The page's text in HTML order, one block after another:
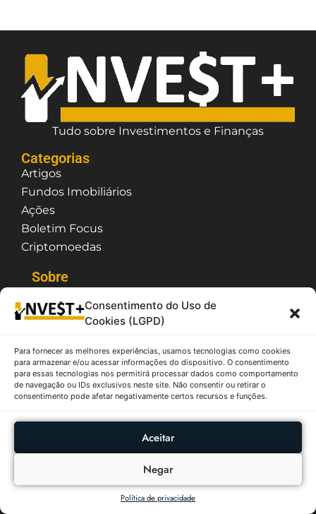
Consentimento do Uso de
Cookies (LGPD)
Para fornecer as melhores experiências, usamos tecnologias como cookies
para armazenar e/ou acessar informações do dispositivo. O consentimento
para essas tecnologias nos permitirá processar dados como comportamento
de navegação ou IDs exclusivos neste site. Não consentir ou retirar o
consentimento pode afetar negativamente certos recursos e funções.
Aceitar
Negar
Política de privacidade
Tudo sobre Investimentos e Finanças
Categorias
Artigos
Fundos Imobiliários
Ações
Boletim Focus
Criptomoedas
Sobre
Termos de Uso
Contato / Suporte
Quem Somos
O InvestPlus é um site que possui caráter
informações citadas não tem o objetivo de fazer
de ativos, sendo assim, não se responsabiliza pelas
decisões tomados a partir das informações aqui
contidas. Todas as informações apresentadas são
provenientes de fontes públicas como B3, CVM,
Tesouro Nacional, etc.